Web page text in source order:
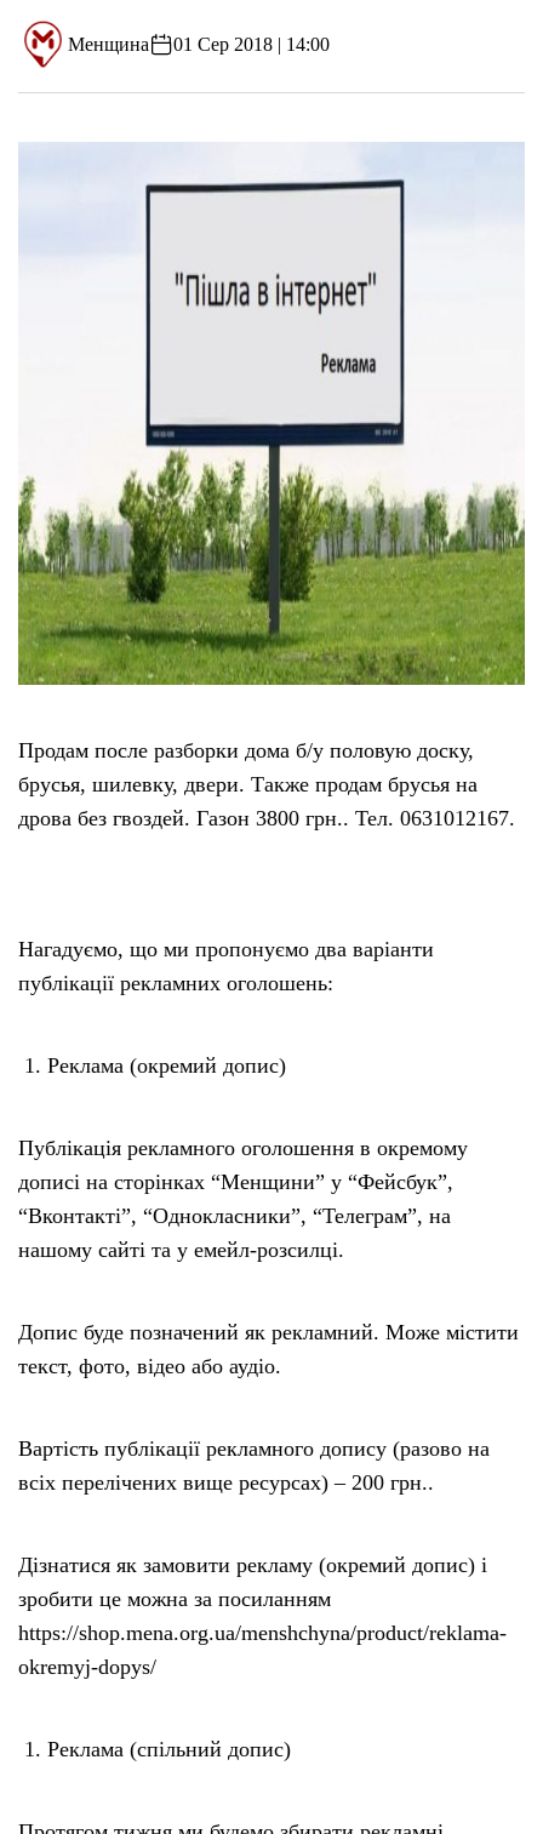
Менщина 01 Сер 2018 | 14:00
Продам после разборки дома б/у половую доску,
брусья, шилевку, двери. Также продам брусья на
дрова без гвоздей. Газон 3800 грн.. Тел. 0631012167.
Нагадуємо, що ми пропонуємо два варіанти
публікації рекламних оголошень:
Реклама (окремий допис)
Публікація рекламного оголошення в окремому
дописі на сторінках “Менщини” у “Фейсбук”,
“Вконтакті”, “Однокласники”, “Телеграм”, на
нашому сайті та у емейл-розсилці.
Допис буде позначений як рекламний. Може містити
текст, фото, відео або аудіо.
Вартість публікації рекламного допису (разово на
всіх перелічених вище ресурсах) – 200 грн..
Дізнатися як замовити рекламу (окремий допис) і
зробити це можна за посиланням
https://shop.mena.org.ua/menshchyna/product/reklama-
okremyj-dopys/
Реклама (спільний допис)